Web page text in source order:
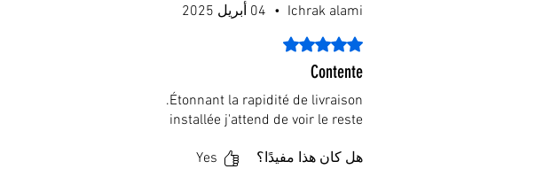
Ichrak alami
• 04 أبريل 2025
تم التقييم بـ 5 من أصل 5 نجوم.
Contente
Étonnant la rapidité de livraison.
installée j'attend de voir le reste
هل كان هذا مفيدًا؟ Yes